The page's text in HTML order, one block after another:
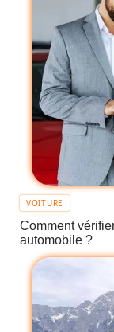
VOITURE
Comment
automobile ?